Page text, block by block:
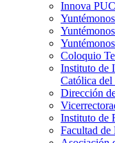
Innova
Coloquio
Instituto de
Católica del
Dirección
Instituto de
Facultad de